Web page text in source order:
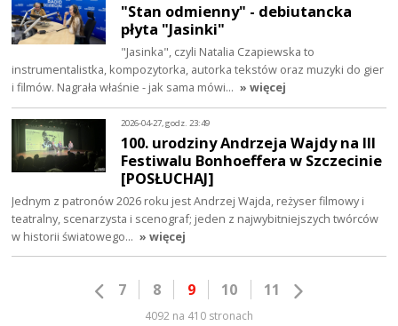
"Stan odmienny" - debiutancka
płyta "Jasinki"
"Jasinka", czyli Natalia Czapiewska to
instrumentalistka, kompozytorka, autorka tekstów oraz muzyki do gier
i filmów. Nagrała właśnie - jak sama mówi… » więcej
2026-04-27, godz. 23:49
100. urodziny Andrzeja Wajdy na III
Festiwalu Bonhoeffera w Szczecinie
[POSŁUCHAJ]
Jednym z patronów 2026 roku jest Andrzej Wajda, reżyser filmowy i
teatralny, scenarzysta i scenograf; jeden z najwybitniejszych twórców
w historii światowego… » więcej
7 8 9 10 11
4092 na 410 stronach